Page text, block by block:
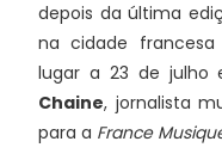
depois da última
na cidade
lugar a 23 de julho
Chaine, jornalista
para a France